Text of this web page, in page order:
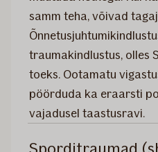
samm teha, võivad
traumakindlustus, olles
toeks. Ootamatu
pöörduda ka eraarsti
vajadusel taastusravi.